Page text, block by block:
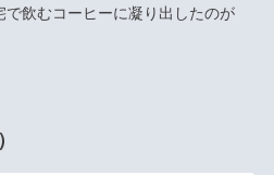
で飲むコーヒーに凝り出したのが